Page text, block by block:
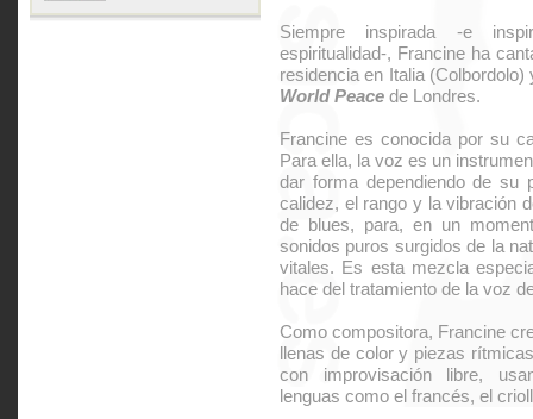
Siempre inspirada -e
espiritualidad-, Francine ha
residencia en Italia
World Peace de Londres.
Francine es conocida por su
Para ella, la voz es un
dar forma dependiendo de su
calidez, el rango y la vibración
de blues, para, en un
sonidos puros surgidos de la
vitales. Es esta mezcla
hace del tratamiento de la voz
Como compositora, Francine
llenas de color y piezas
con improvisación libre,
lenguas como el francés, el